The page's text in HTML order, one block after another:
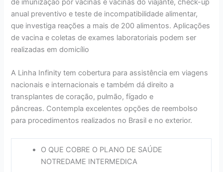
de imunização por vacinas e vacinas do viajante, check-up
anual preventivo e teste de incompatibilidade alimentar,
que investiga reações a mais de 200 alimentos. Aplicações
de vacina e coletas de exames laboratoriais podem ser
realizadas em domicílio
A Linha Infinity tem cobertura para assistência em viagens
nacionais e internacionais e também dá direito a
transplantes de coração, pulmão, fígado e
pâncreas. Contempla excelentes opções de reembolso
para procedimentos realizados no Brasil e no exterior.
O QUE COBRE O PLANO DE SAÚDE
NOTREDAME INTERMEDICA